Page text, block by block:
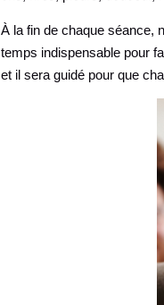
À la fin de chaque séance,
temps indispensable pour
et il sera guidé pour que